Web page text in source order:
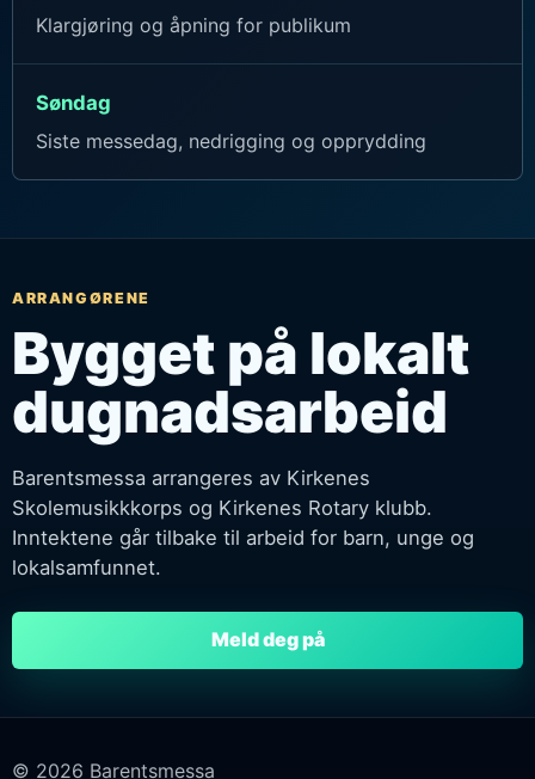
Klargjøring og åpning for publikum
Søndag
Siste messedag, nedrigging og opprydding
ARRANGØRENE
Bygget på lokalt
dugnadsarbeid
Barentsmessa arrangeres av Kirkenes
Skolemusikkkorps og Kirkenes Rotary klubb.
Inntektene går tilbake til arbeid for barn, unge og
lokalsamfunnet.
Meld deg på
© 2026 Barentsmessa